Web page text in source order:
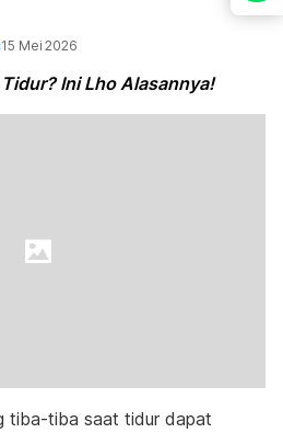
15 Mei 2026
Ini Lho Alasannya!
tiba-tiba saat tidur dapat